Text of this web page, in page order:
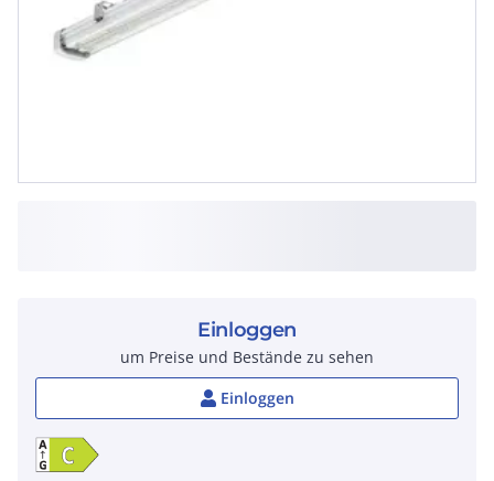
Einloggen
um Preise und Bestände zu sehen
Einloggen